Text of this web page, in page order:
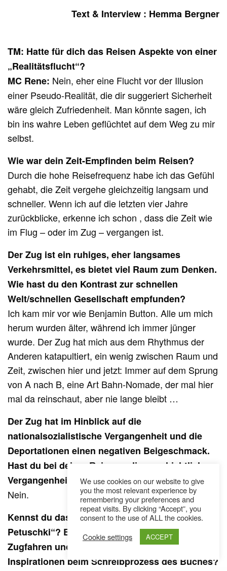
Text & Interview : Hemma Bergner
TM: Hatte für dich das Reisen Aspekte von einer
„Realitätsflucht“?
MC Rene: Nein, eher eine Flucht vor der Illusion
einer Pseudo-Realität, die dir suggeriert Sicherheit
wäre gleich Zufriedenheit. Man könnte sagen, ich
bin ins wahre Leben geflüchtet auf dem Weg zu mir
selbst.
Wie war dein Zeit-Empfinden beim Reisen?
Durch die hohe Reisefrequenz habe ich das Gefühl
gehabt, die Zeit vergehe gleichzeitig langsam und
schneller. Wenn ich auf die letzten vier Jahre
zurückblicke, erkenne ich schon , dass die Zeit wie
im Flug – oder im Zug – vergangen ist.
Der Zug ist ein ruhiges, eher langsames
Verkehrsmittel, es bietet viel Raum zum Denken.
Wie hast du den Kontrast zur schnellen
Welt/schnellen Gesellschaft empfunden?
Ich kam mir vor wie Benjamin Button. Alle um mich
herum wurden älter, während ich immer jünger
wurde. Der Zug hat mich aus dem Rhythmus der
Anderen katapultiert, ein wenig zwischen Raum und
Zeit, zwischen hier und jetzt: Immer auf dem Sprung
von A nach B, eine Art Bahn-Nomade, der mal hier
mal da reinschaut, aber nie lange bleibt …
Der Zug hat im Hinblick auf die
nationalsozialistische Vergangenheit und die
Deportationen einen negativen Beigeschmack.
Hast du bei deiner Reise an die geschichtliche
Vergangenheit Deutschlands gedacht?
Nein.
Kennst du das Buch „Die Reise nach
Petuschki“? Ein sehr skurriles Buch über das
Zugfahren und Reisen… Was waren deine
Inspirationen beim Schreibprozess des Buches?
We use cookies on our website to give
you the most relevant experience by
remembering your preferences and
repeat visits. By clicking “Accept”, you
consent to the use of ALL the cookies.
Cookie settings
ACCEPT